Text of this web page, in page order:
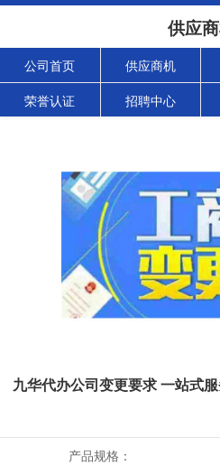
供应
公司首页 供应商机
荣誉认证 招聘中心
九华代办公司变更要求 一站式
产品规格：